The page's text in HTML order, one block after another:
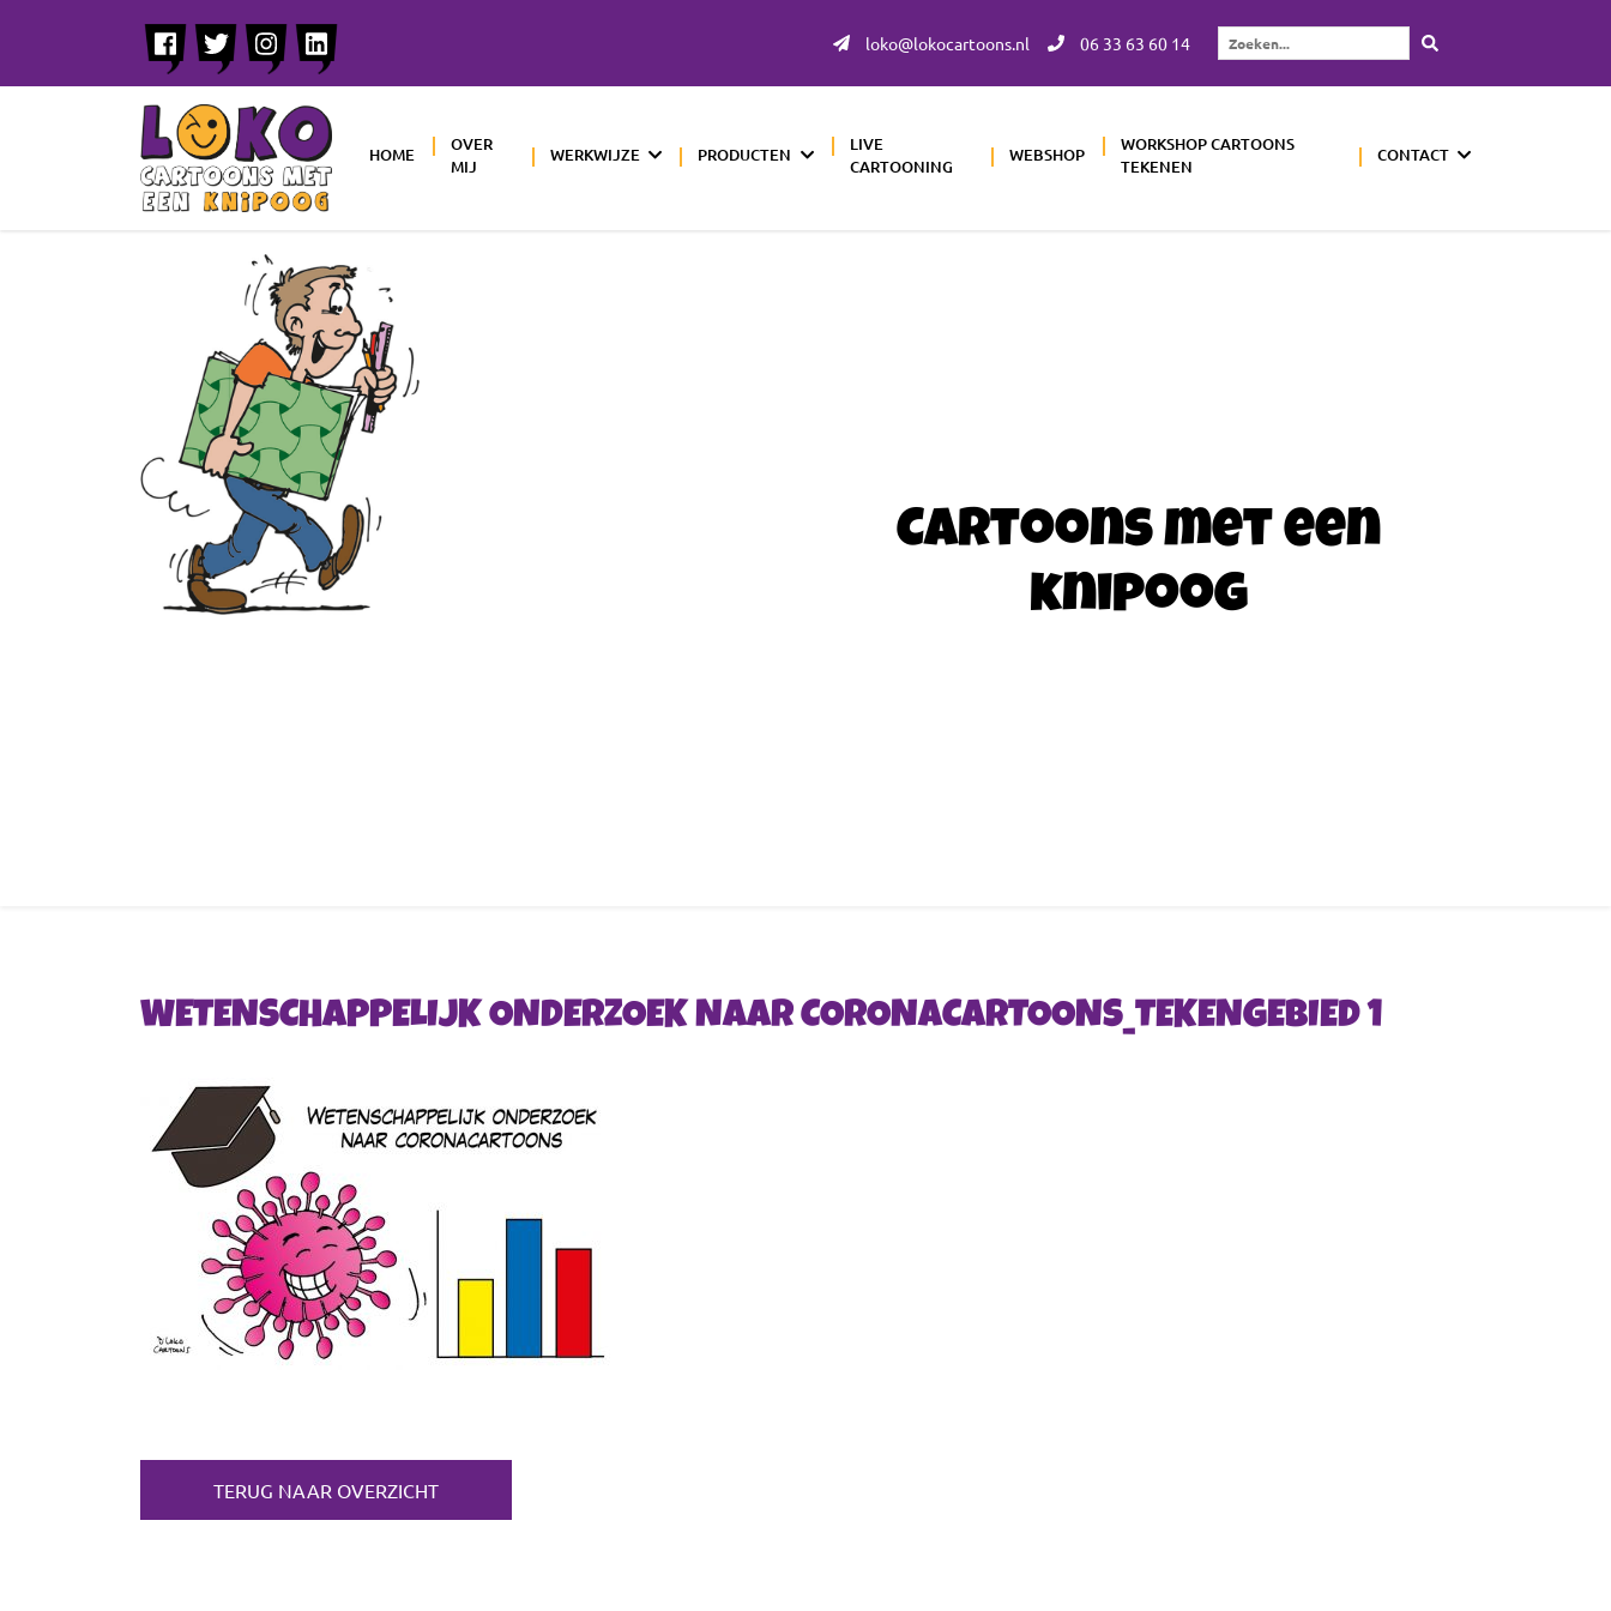
loko@lokocartoons.nl 06 33 63 60 14
Zoeken...
HOME
OVER
MIJ
WERKWIJZE PRODUCTEN
LIVE
CARTOONING
WEBSHOP
WORKSHOP CARTOONS
TEKENEN
CONTACT
Cartoons met een
knipoog
WETENSCHAPPELIJK ONDERZOEK NAAR CORONACARTOONS_TEKENGEBIED 1
TERUG NAAR OVERZICHT